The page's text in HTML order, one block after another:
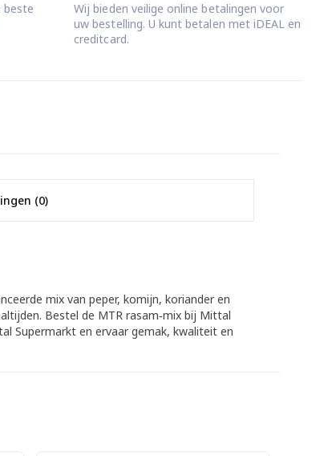
beste
Wij bieden veilige online betalingen voor
uw bestelling. U kunt betalen met iDEAL en
creditcard.
(0)
mix van peper, komijn, koriander en
Bestel de MTR rasam‑mix bij Mittal
Supermarkt en ervaar gemak, kwaliteit en